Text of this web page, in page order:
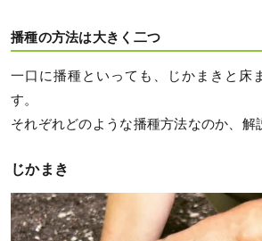
播種の方法は大きく二つ
一口に播種といっても、じかまきと床
す。
それぞれどのような播種方法なのか、解
じかまき